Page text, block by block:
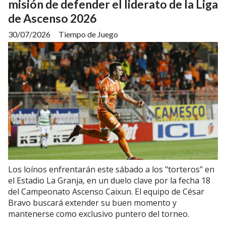
misión de defender el liderato de la Liga
de Ascenso 2026
Tiempo de Juego
30/07/2026
Los loínos enfrentarán este sábado a los "torteros" en
el Estadio La Granja, en un duelo clave por la fecha 18
del Campeonato Ascenso Caixun. El equipo de César
Bravo buscará extender su buen momento y
mantenerse como exclusivo puntero del torneo.